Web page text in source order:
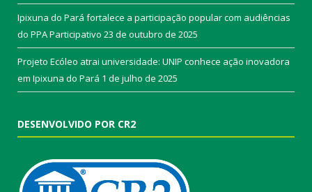
Ipixuna do Pará fortalece a participação popular com audiências
do PPA Participativo 23 de outubro de 2025
Projeto Ecóleo atrai universidade: UNIP conhece ação inovadora
em Ipixuna do Pará 1 de julho de 2025
DESENVOLVIDO POR CR2